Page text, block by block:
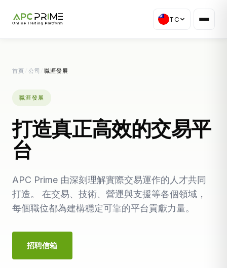
TC
首頁 公司 /職涯發展
職涯發展
打造真正高效的交易平
台
APC Prime 由深刻理解實際交易運作的人才共同
打造。 在交易、技術、營運與支援等各個領域，
每個職位都為建構穩定可靠的平台貢獻力量。
招聘信箱